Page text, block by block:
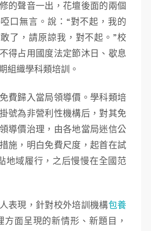
的聲音一出，花壇後面的兩個
口無言。說：“對不起，我的
了，請原諒我，對不起。”校
得占用國度法定節沐日、歇息
組織學科類培訓。
歸入當局領導價。學科類培
號為非營利性機構后，對其免
導價治理，由各地當局迷信公
施，明白免費尺度，起首在試
地域履行，之后慢慢在全國范
現，針對校外培訓機構包養
方面呈現的新情形、新題目，